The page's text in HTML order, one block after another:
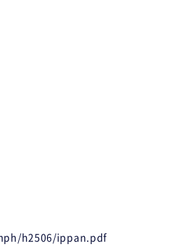
h2506/ippan.pdf